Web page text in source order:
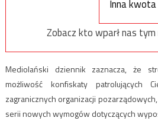
Inna kwota
Zobacz kto wparł nas tym
Mediolański dziennik zaznacza, że
możliwość konfiskaty patrolujących
zagranicznych organizacji
serii nowych wymogów dotyczących